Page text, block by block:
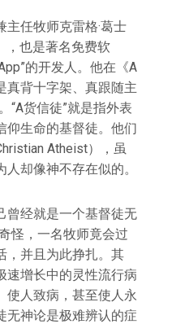
任牧师克雷格·葛士
，也是著名免费软
的开发人。他在《A
真背十字架、真跟随主
“A货信徒”就是指外表
仰生命的基督徒。他们
Atheist），虽
却像神不存在似的。
曾经就是一个基督徒无
怪，一名牧师竟会过
，并且为此挣扎。其
速增长中的灵性流行病
使人致病，甚至使人永
无神论是极难辨认的症